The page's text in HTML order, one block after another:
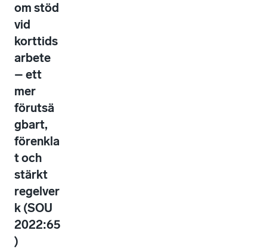
om stöd
vid
korttids
arbete
– ett
mer
förutsä
gbart,
förenkla
t och
stärkt
regelver
k (SOU
2022:65
)